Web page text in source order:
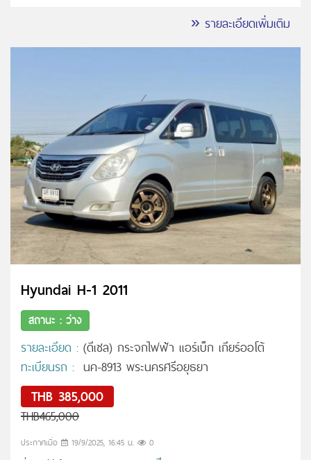
» รายละเอียดเพิ่มเติม
Hyundai H-1 2011
สถานะ : ว่าง
รายละเอียด : (ดีเซล) กระจกไฟฟ้า แอร์เบ็ก เกียร์ออโต้
ทะเบียนรถ : นค-8913 พระนครศรีอยุธยา
THB 385,000
THB465,000
ประกาศเมื่อ 19/9/2025, 16:45 น. 0